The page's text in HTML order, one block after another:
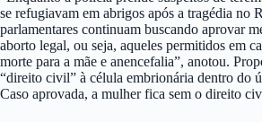
se refugiavam em abrigos após a tragédia no
parlamentares continuam buscando aprovar
aborto legal, ou seja, aqueles permitidos em
morte para a mãe e anencefalia”, anotou.
“direito civil” à célula embrionária dentro do
Caso aprovada, a mulher fica sem o direito